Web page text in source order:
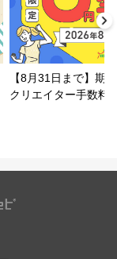
【8月31日まで】期
クリエイター手数料